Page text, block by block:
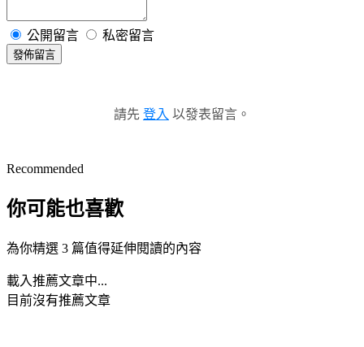
公開留言 私密留言
發佈留言
請先 登入 以發表留言。
Recommended
你可能也喜歡
為你精選 3 篇值得延伸閱讀的內容
載入推薦文章中...
目前沒有推薦文章